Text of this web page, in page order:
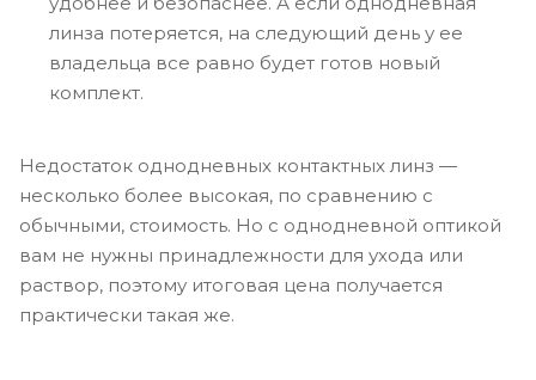
линза потеряется, на следующий день у ее
владельца все равно будет готов новый
комплект.
Недостаток однодневных контактных линз —
несколько более высокая, по сравнению с
обычными, стоимость. Но с однодневной оптикой
вам не нужны принадлежности для ухода или
раствор, поэтому итоговая цена получается
практически такая же.